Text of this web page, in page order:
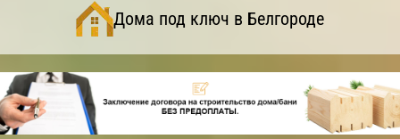
Дома под ключ в Белгороде